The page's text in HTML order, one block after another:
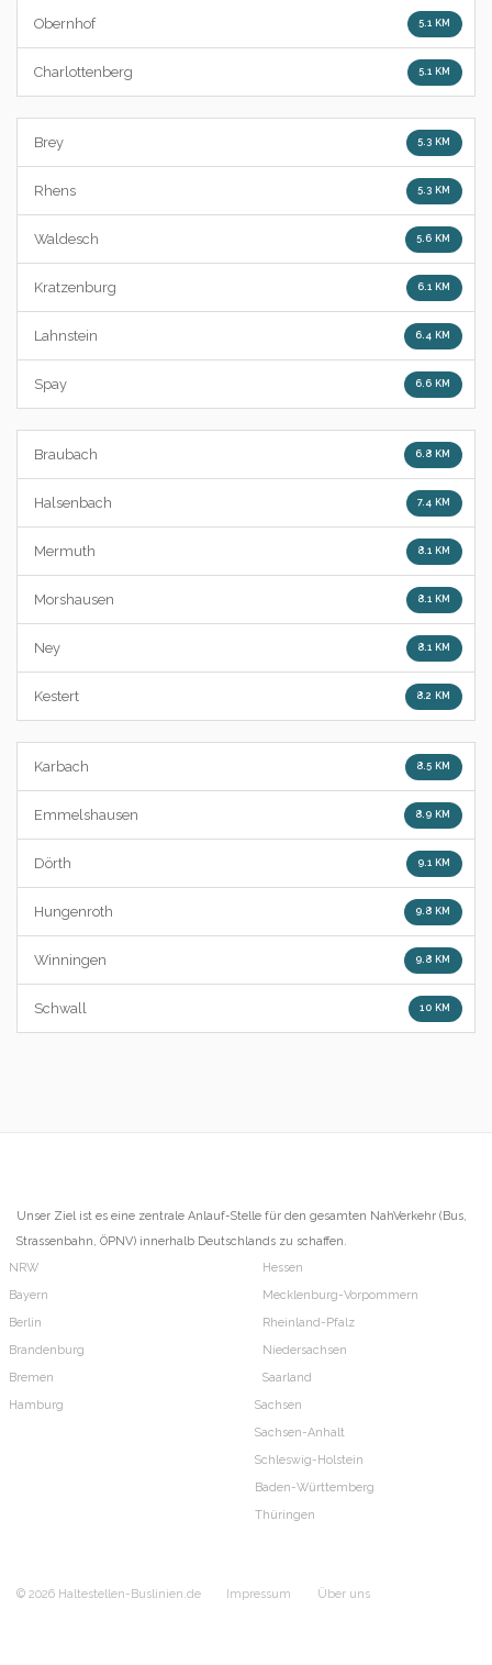
Obernhof 5.1 KM
Charlottenberg 5.1 KM
Brey 5.3 KM
Rhens 5.3 KM
Waldesch 5.6 KM
Kratzenburg 6.1 KM
Lahnstein 6.4 KM
Spay 6.6 KM
Braubach 6.8 KM
Halsenbach 7.4 KM
Mermuth 8.1 KM
Morshausen 8.1 KM
Ney 8.1 KM
Kestert 8.2 KM
Karbach 8.5 KM
Emmelshausen 8.9 KM
Dörth 9.1 KM
Hungenroth 9.8 KM
Winningen 9.8 KM
Schwall 10 KM
Unser Ziel ist es eine zentrale Anlauf-Stelle für den gesamten NahVerkehr (Bus,
Strassenbahn, ÖPNV) innerhalb Deutschlands zu schaffen.
NRW
Bayern
Berlin
Brandenburg
Bremen
Hamburg
Hessen
Mecklenburg-Vorpommern
Rheinland-Pfalz
Niedersachsen
Saarland
Sachsen
Sachsen-Anhalt
Schleswig-Holstein
Baden-Württemberg
Thüringen
© 2026 Haltestellen-Buslinien.de Impressum Über uns